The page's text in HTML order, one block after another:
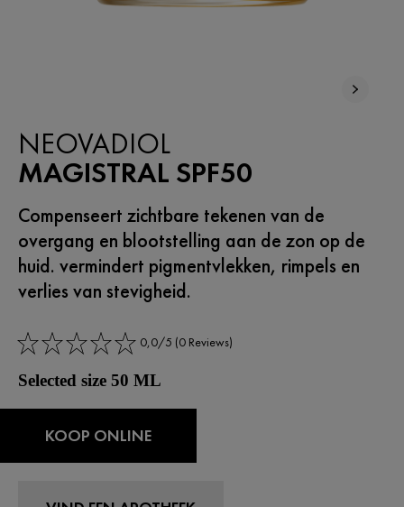
NEOVADIOL
MAGISTRAL SPF50
Compenseert zichtbare tekenen van de
overgang en blootstelling aan de zon op de
huid. vermindert pigmentvlekken, rimpels en
verlies van stevigheid.
0,0/5 (0 Reviews)
Selected size 50 ML
KOOP ONLINE